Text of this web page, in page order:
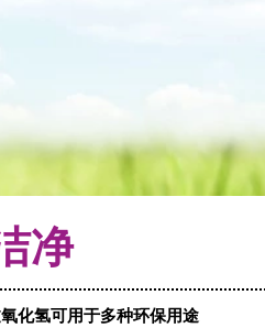
净
化氢可用于多种环保用途